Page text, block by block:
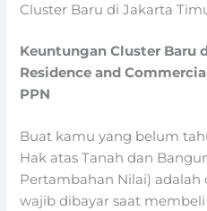
Cluster Baru di Jakarta
Keuntungan Cluster Baru
Residence and
PPN
Buat kamu yang belum
Hak atas Tanah dan
Pertambahan Nilai) adalah
wajib dibayar saat